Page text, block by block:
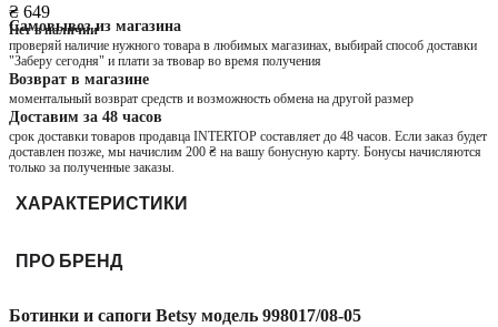
₴ 649
Нет в наличии
Самовывоз из магазина
проверяй наличие нужного товара в любимых магазинах, выбирай способ доставки
"Заберу сегодня" и плати за твовар во время получения
Возврат в магазине
моментальный возврат средств и возможность обмена на другой размер
Доставим за 48 часов
срок доставки товаров продавца INTERTOP составляет до 48 часов. Если заказ будет
доставлен позже, мы начислим 200 ₴ на вашу бонусную карту. Бонусы начисляются
только за полученные заказы.
ХАРАКТЕРИСТИКИ
ПРО БРЕНД
Ботинки и сапоги Betsy модель 998017/08-05